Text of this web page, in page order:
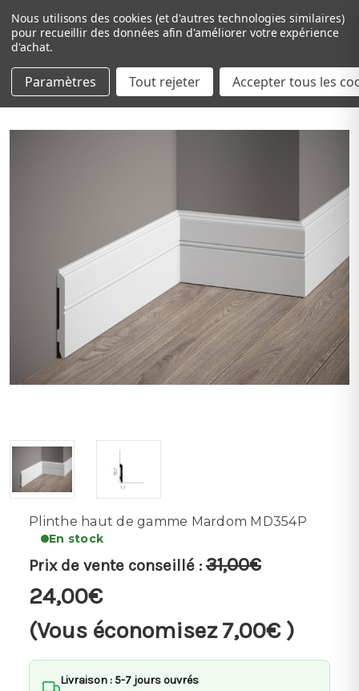
Passer au contenu principal
Plinthe haut de gamme Mardom MD354P
En stock
Prix de vente conseillé : 31,00€
24,00€
(Vous économisez 7,00€ )
Livraison : 5-7 jours ouvrés
Nous utilisons des cookies (et d'autres technologies similaires)
pour recueillir des données afin d'améliorer votre expérience
d'achat.
Paramètres Tout rejeter Accepter tous les